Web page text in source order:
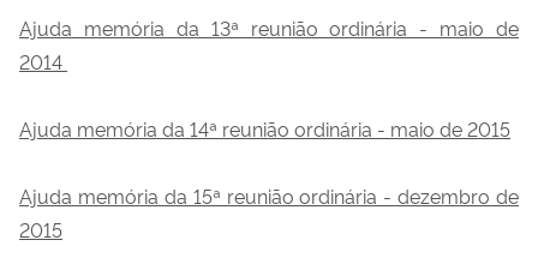
Ajuda memória da 13ª reunião ordinária - maio de
2014
Ajuda memória da 14ª reunião ordinária - maio de 2015
Ajuda memória da 15ª reunião ordinária - dezembro de
2015